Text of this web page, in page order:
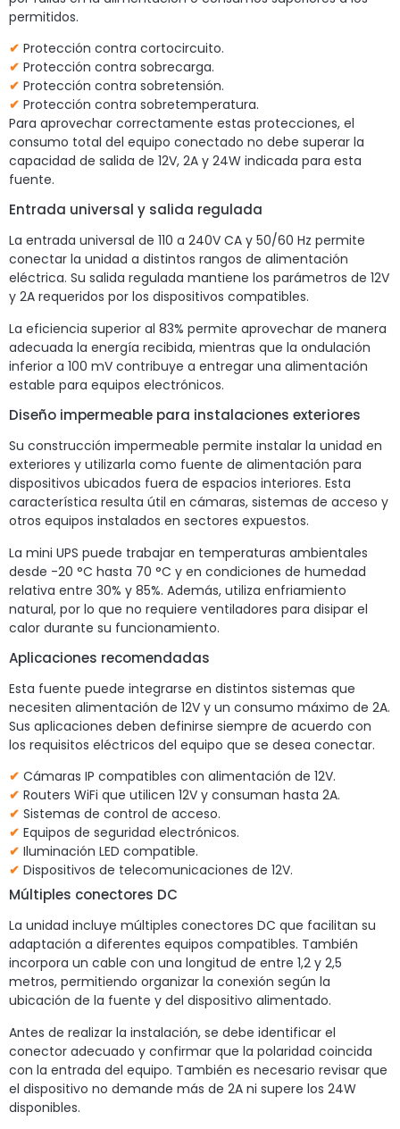
permitidos.
✔ Protección contra cortocircuito.
✔ Protección contra sobrecarga.
✔ Protección contra sobretensión.
✔ Protección contra sobretemperatura.
Para aprovechar correctamente estas protecciones, el
consumo total del equipo conectado no debe superar la
capacidad de salida de 12V, 2A y 24W indicada para esta
fuente.
Entrada universal y salida regulada
La entrada universal de 110 a 240V CA y 50/60 Hz permite
conectar la unidad a distintos rangos de alimentación
eléctrica. Su salida regulada mantiene los parámetros de 12V
y 2A requeridos por los dispositivos compatibles.
La eficiencia superior al 83% permite aprovechar de manera
adecuada la energía recibida, mientras que la ondulación
inferior a 100 mV contribuye a entregar una alimentación
estable para equipos electrónicos.
Diseño impermeable para instalaciones exteriores
Su construcción impermeable permite instalar la unidad en
exteriores y utilizarla como fuente de alimentación para
dispositivos ubicados fuera de espacios interiores. Esta
característica resulta útil en cámaras, sistemas de acceso y
otros equipos instalados en sectores expuestos.
La mini UPS puede trabajar en temperaturas ambientales
desde -20 °C hasta 70 °C y en condiciones de humedad
relativa entre 30% y 85%. Además, utiliza enfriamiento
natural, por lo que no requiere ventiladores para disipar el
calor durante su funcionamiento.
Aplicaciones recomendadas
Esta fuente puede integrarse en distintos sistemas que
necesiten alimentación de 12V y un consumo máximo de 2A.
Sus aplicaciones deben definirse siempre de acuerdo con
los requisitos eléctricos del equipo que se desea conectar.
✔ Cámaras IP compatibles con alimentación de 12V.
✔ Routers WiFi que utilicen 12V y consuman hasta 2A.
✔ Sistemas de control de acceso.
✔ Equipos de seguridad electrónicos.
✔ Iluminación LED compatible.
✔ Dispositivos de telecomunicaciones de 12V.
Múltiples conectores DC
La unidad incluye múltiples conectores DC que facilitan su
adaptación a diferentes equipos compatibles. También
incorpora un cable con una longitud de entre 1,2 y 2,5
metros, permitiendo organizar la conexión según la
ubicación de la fuente y del dispositivo alimentado.
Antes de realizar la instalación, se debe identificar el
conector adecuado y confirmar que la polaridad coincida
con la entrada del equipo. También es necesario revisar que
el dispositivo no demande más de 2A ni supere los 24W
disponibles.